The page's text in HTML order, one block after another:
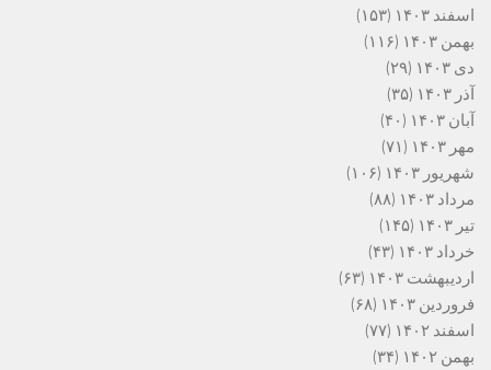
اسفند ۱۴۰۳
(۱۵۳)
بهمن ۱۴۰۳
(۱۱۶)
دی ۱۴۰۳
(۲۹)
آذر ۱۴۰۳
(۳۵)
آبان ۱۴۰۳
(۴۰)
مهر ۱۴۰۳
(۷۱)
شهریور ۱۴۰۳
(۱۰۶)
مرداد ۱۴۰۳
(۸۸)
تیر ۱۴۰۳
(۱۴۵)
خرداد ۱۴۰۳
(۴۳)
اردیبهشت ۱۴۰۳
(۶۳)
فروردین ۱۴۰۳
(۶۸)
اسفند ۱۴۰۲
(۷۷)
بهمن ۱۴۰۲
(۳۴)